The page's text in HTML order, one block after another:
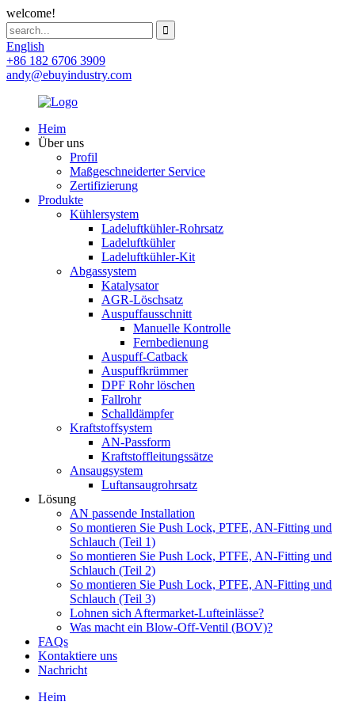
welcome!
English
+86 182 6706 3909
andy@ebuyindustry.com
Heim
Über uns
Profil
Maßgeschneiderter Service
Zertifizierung
Produkte
Kühlersystem
Ladeluftkühler-Rohrsatz
Ladeluftkühler
Ladeluftkühler-Kit
Abgassystem
Katalysator
AGR-Löschsatz
Auspuffausschnitt
Manuelle Kontrolle
Fernbedienung
Auspuff-Catback
Auspuffkrümmer
DPF Rohr löschen
Fallrohr
Schalldämpfer
Kraftstoffsystem
AN-Passform
Kraftstoffleitungssätze
Ansaugsystem
Luftansaugrohrsatz
Lösung
AN passende Installation
So montieren Sie Push Lock, PTFE, AN-Fitting und
Schlauch (Teil 1)
So montieren Sie Push Lock, PTFE, AN-Fitting und
Schlauch (Teil 2)
So montieren Sie Push Lock, PTFE, AN-Fitting und
Schlauch (Teil 3)
Lohnen sich Aftermarket-Lufteinlässe?
Was macht ein Blow-Off-Ventil (BOV)?
FAQs
Kontaktiere uns
Nachricht
Heim